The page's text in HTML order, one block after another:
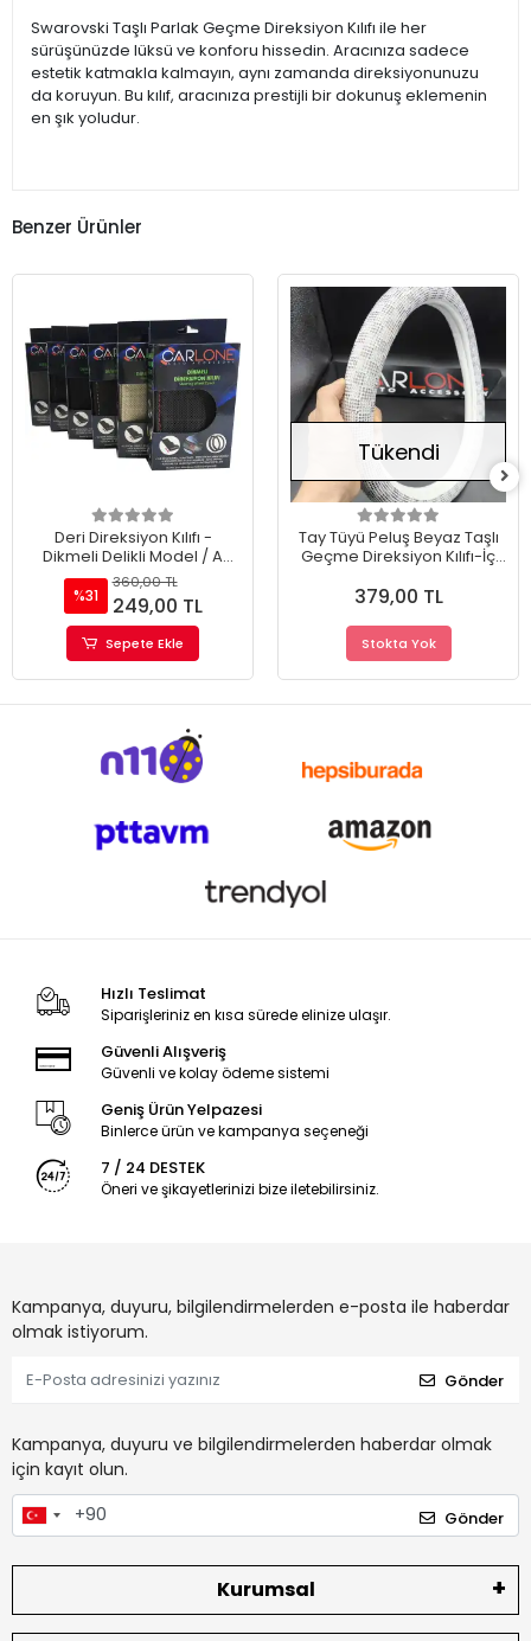
Swarovski Taşlı Parlak Geçme Direksiyon Kılıfı ile her
sürüşünüzde lüksü ve konforu hissedin. Aracınıza sadece
estetik katmakla kalmayın, aynı zamanda direksiyonunuzu
da koruyun. Bu kılıf, aracınıza prestijli bir dokunuş eklemenin
en şık yoludur.
Benzer Ürünler
Deri Direksiyon Kılıfı -
Dikmeli Delikli Model / A
Kalite Kopmayan İp /
Kokusuz Ürün
%31
360,00 TL
249,00 TL
Sepete Ekle
Tükendi
Tay Tüyü Peluş Beyaz Taşlı
Geçme Direksiyon Kılıfı-İç
379,00 TL
Stokta Yok
Hızlı Teslimat
Siparişleriniz en kısa sürede elinize ulaşır.
Güvenli Alışveriş
Güvenli ve kolay ödeme sistemi
Geniş Ürün Yelpazesi
Binlerce ürün ve kampanya seçeneği
7 / 24 DESTEK
Öneri ve şikayetlerinizi bize iletebilirsiniz.
Kampanya, duyuru, bilgilendirmelerden e-posta ile haberdar
olmak istiyorum.
Gönder
Kampanya, duyuru ve bilgilendirmelerden haberdar olmak
için kayıt olun.
Gönder
Kurumsal